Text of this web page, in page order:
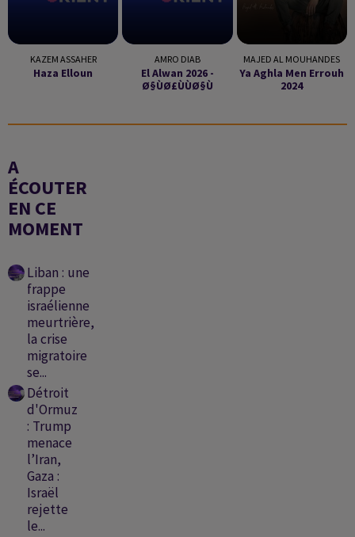
KAZEM ASSAHER
Haza Elloun
AMRO DIAB
El Alwan 2026 -
Ø§ùø£ùùø§ù
MAJED AL MOUHANDES
Ya Aghla Men Errouh
2024
A
ÉCOUTER
EN CE
MOMENT
Liban : une
frappe
israélienne
meurtrière,
la crise
migratoire
se...
Détroit
d'Ormuz
: Trump
menace
l’Iran,
Gaza :
Israël
rejette
le...